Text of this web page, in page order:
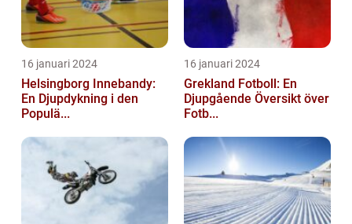
16 januari 2024
Helsingborg Innebandy:
En Djupdykning i den
Populä...
16 januari 2024
Grekland Fotboll: En
Djupgående Översikt över
Fotb...